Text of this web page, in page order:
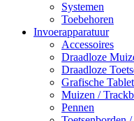
Systemen
Toebehoren
Invoerapparatuur
Accessoires
Draadloze
Draadloze
Grafische
Muizen /
Pennen